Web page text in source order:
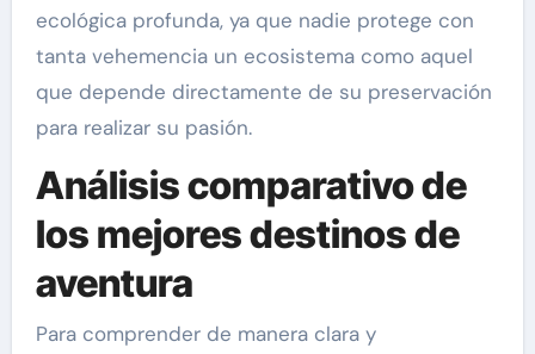
ecológica profunda, ya que nadie protege con
tanta vehemencia un ecosistema como aquel
que depende directamente de su preservación
para realizar su pasión.
Análisis comparativo de
los mejores destinos de
aventura
Para comprender de manera clara y